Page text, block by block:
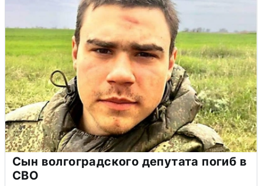
Сын волгоградского депутата погиб в
СВО